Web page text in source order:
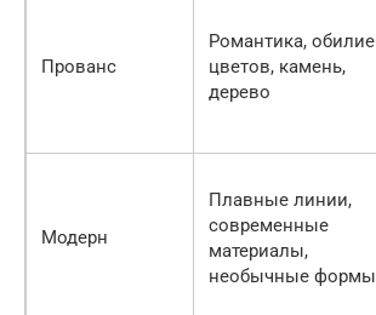
Прованс
Романтика, обилие
цветов, камень,
дерево
Модерн
Плавные линии,
современные
материалы,
необычные формы